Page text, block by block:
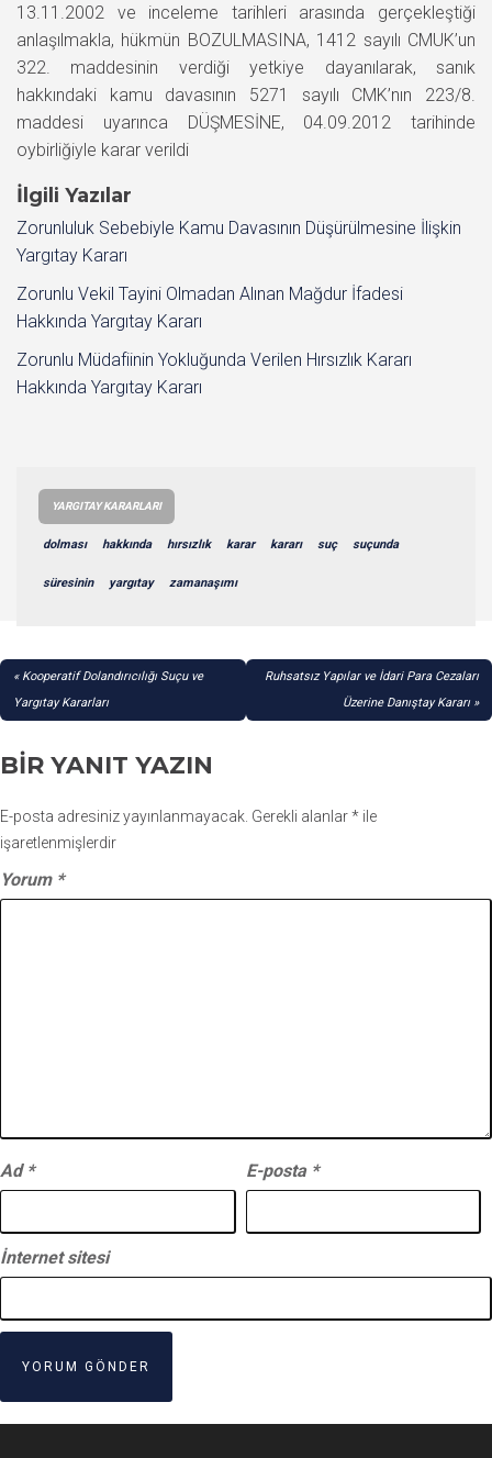
13.11.2002 ve inceleme tarihleri arasında gerçekleştiği
anlaşılmakla, hükmün BOZULMASINA, 1412 sayılı CMUK’un
322. maddesinin verdiği yetkiye dayanılarak, sanık
hakkındaki kamu davasının 5271 sayılı CMK’nın 223/8.
maddesi uyarınca DÜŞMESİNE, 04.09.2012 tarihinde
oybirliğiyle karar verildi
İlgili Yazılar
Zorunluluk Sebebiyle Kamu Davasının Düşürülmesine İlişkin
Yargıtay Kararı
Zorunlu Vekil Tayini Olmadan Alınan Mağdur İfadesi
Hakkında Yargıtay Kararı
Zorunlu Müdafiinin Yokluğunda Verilen Hırsızlık Kararı
Hakkında Yargıtay Kararı
YARGITAY KARARLARI
dolması hakkında hırsızlık karar kararı suç suçunda
süresinin yargıtay zamanaşımı
YAZI
GEZINMESI
Kooperatif Dolandırıcılığı Suçu ve
Yargıtay Kararları
Ruhsatsız Yapılar ve İdari Para Cezaları
Üzerine Danıştay Kararı
BIR YANIT YAZIN
E-posta adresiniz yayınlanmayacak. Gerekli alanlar* ile
işaretlenmişlerdir
Yorum *
Ad * E-posta *
İnternet sitesi